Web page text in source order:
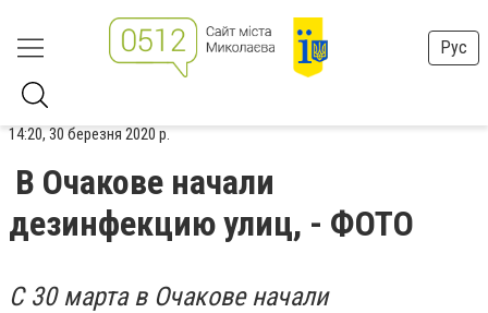
Рус
14:20, 30 березня 2020 р.
В Очакове начали
дезинфекцию улиц, - ФОТО
С 30 марта в Очакове начали